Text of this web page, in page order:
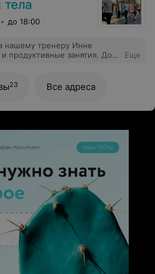
до 18:00
нашему тренеру Инне
продуктивные занятия. Дочь
разница. Упражнения
вопросы ребенка,
групповые. Ребенок
группы мышц которые
( если есть опять же
Еще
23 Все адреса